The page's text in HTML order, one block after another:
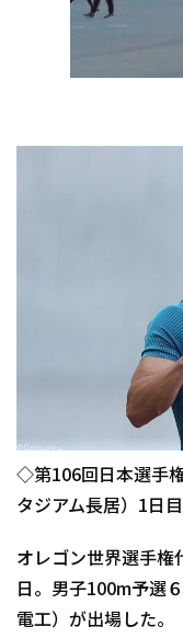
◇第106回日本選手
タジアム長居）1日目
オレゴン世界選手権
日。男子100m予選
電工）が出場した。